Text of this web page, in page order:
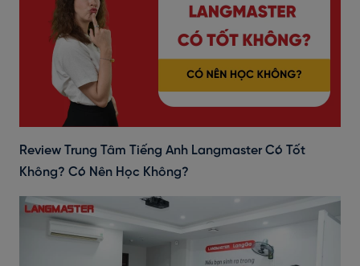
Review Trung Tâm Tiếng Anh Langmaster Có Tốt
Không? Có Nên Học Không?